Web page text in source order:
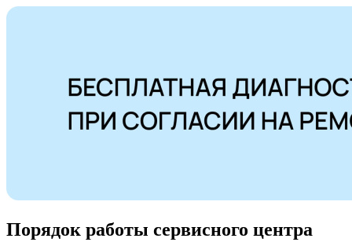
Порядок работы сервисного центра